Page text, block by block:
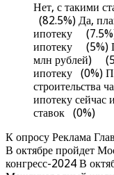
Нет, с такими
(82.5%) Да,
ипотеку (7.5%)
ипотеку (5%)
млн рублей)
ипотеку (0%)
строительства
ипотеку сейчас
ставок (0%)
К опросу Реклама
В октябре пройдет
конгресс-2024 В